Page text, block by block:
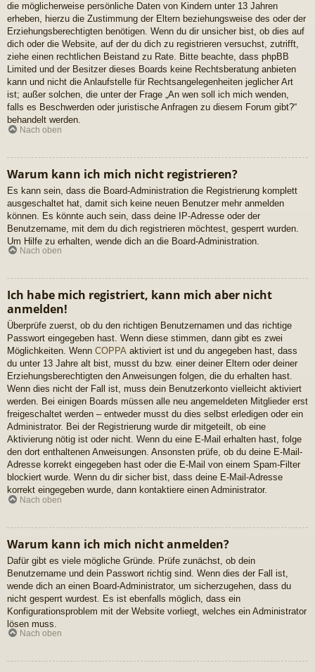
die möglicherweise persönliche Daten von Kindern unter 13 Jahren
erheben, hierzu die Zustimmung der Eltern beziehungsweise des oder der
Erziehungsberechtigten benötigen. Wenn du dir unsicher bist, ob dies auf
dich oder die Website, auf der du dich zu registrieren versuchst, zutrifft,
ziehe einen rechtlichen Beistand zu Rate. Bitte beachte, dass phpBB
Limited und der Besitzer dieses Boards keine Rechtsberatung anbieten
kann und nicht die Anlaufstelle für Rechtsangelegenheiten jeglicher Art
ist; außer solchen, die unter der Frage „An wen soll ich mich wenden,
falls es Beschwerden oder juristische Anfragen zu diesem Forum gibt?“
behandelt werden.
Nach oben
Warum kann ich mich nicht registrieren?
Es kann sein, dass die Board-Administration die Registrierung komplett
ausgeschaltet hat, damit sich keine neuen Benutzer mehr anmelden
können. Es könnte auch sein, dass deine IP-Adresse oder der
Benutzername, mit dem du dich registrieren möchtest, gesperrt wurden.
Um Hilfe zu erhalten, wende dich an die Board-Administration.
Nach oben
Ich habe mich registriert, kann mich aber nicht
anmelden!
Überprüfe zuerst, ob du den richtigen Benutzernamen und das richtige
Passwort eingegeben hast. Wenn diese stimmen, dann gibt es zwei
Möglichkeiten. Wenn COPPA aktiviert ist und du angegeben hast, dass
du unter 13 Jahre alt bist, musst du bzw. einer deiner Eltern oder deiner
Erziehungsberechtigten den Anweisungen folgen, die du erhalten hast.
Wenn dies nicht der Fall ist, muss dein Benutzerkonto vielleicht aktiviert
werden. Bei einigen Boards müssen alle neu angemeldeten Mitglieder erst
freigeschaltet werden – entweder musst du dies selbst erledigen oder ein
Administrator. Bei der Registrierung wurde dir mitgeteilt, ob eine
Aktivierung nötig ist oder nicht. Wenn du eine E-Mail erhalten hast, folge
den dort enthaltenen Anweisungen. Ansonsten prüfe, ob du deine E-Mail-
Adresse korrekt eingegeben hast oder die E-Mail von einem Spam-Filter
blockiert wurde. Wenn du dir sicher bist, dass deine E-Mail-Adresse
korrekt eingegeben wurde, dann kontaktiere einen Administrator.
Nach oben
Warum kann ich mich nicht anmelden?
Dafür gibt es viele mögliche Gründe. Prüfe zunächst, ob dein
Benutzername und dein Passwort richtig sind. Wenn dies der Fall ist,
wende dich an einen Board-Administrator, um sicherzugehen, dass du
nicht gesperrt wurdest. Es ist ebenfalls möglich, dass ein
Konfigurationsproblem mit der Website vorliegt, welches ein Administrator
lösen muss.
Nach oben